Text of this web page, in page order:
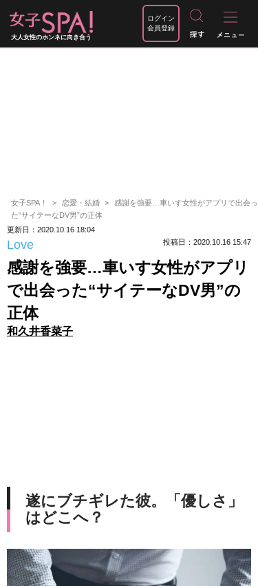
大人女性のホンネに向き合う
ログイン
会員登録
女子SPA！ 恋愛・結婚
感謝を強要…車いす女性がアプリで出会っ
た“サイテーなDV男”の正体
更新日：2020.10.16 18:04
Love 投稿日：2020.10.16 15:47
感謝を強要…車いす女性がアプリ
で出会った“サイテーなDV男”の
正体
和久井香菜子
遂にブチギレた彼。「優しさ」
はどこへ？